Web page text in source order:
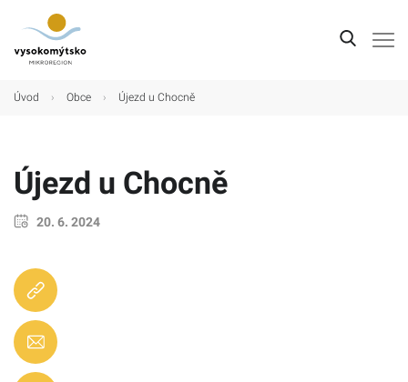
Úvod › Obce › Újezd u Chocně
Újezd u Chocně
20. 6. 2024
Úvod
Obce
Turistické cíle
Kontakt